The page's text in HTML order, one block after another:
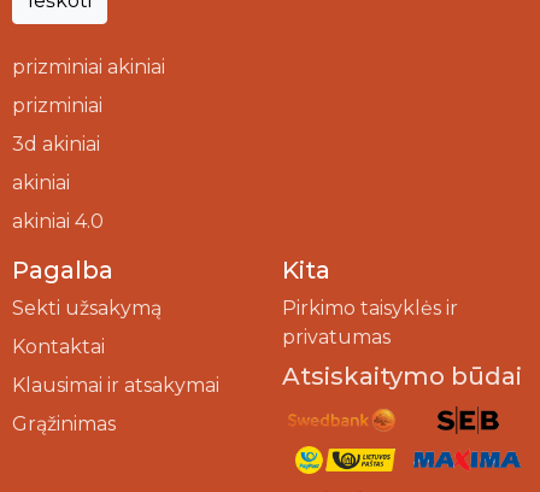
prizminiai akiniai
prizminiai
3d akiniai
akiniai
akiniai 4.0
Pagalba
Sekti užsakymą
Kontaktai
Klausimai ir atsakymai
Grąžinimas
Kita
Pirkimo taisyklės ir
privatumas
Atsiskaitymo būdai